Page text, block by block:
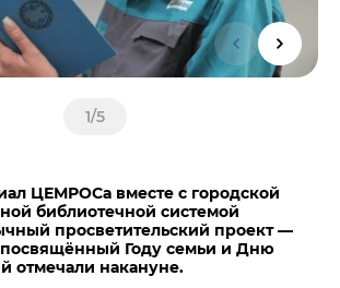
1/5
ЦЕМРОСа вместе с городской
библиотечной системой
просветительский проект —
посвящённый Году семьи и Дню
отмечали накануне.
цементной отрасли
для СМИ